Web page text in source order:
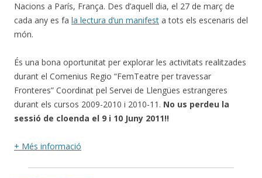
Nacions a París, França. Des d’aquell dia, el 27 de març de
cada any es fa la lectura d’un manifest a tots els escenaris del
món.
És una bona oportunitat per explorar les activitats realitzades
durant el Comenius Regio “FemTeatre per travessar
Fronteres” Coordinat pel Servei de Llengües estrangeres
durant els cursos 2009-2010 i 2010-11. No us perdeu la
sessió de cloenda el 9 i 10 Juny 2011!!
+ Més informació